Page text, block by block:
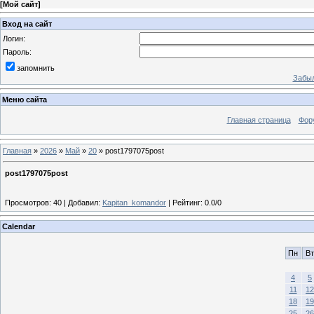
[Мой сайт]
Вход на сайт
Логин:
Пароль:
запомнить
Меню сайта
Главная страница
Главная » 2026 » Май » 20 » post1797075post
post1797075post
Просмотров: 40 | Добавил: Kapitan_komandor | Рейтинг: 0.0/0
Calendar
Пн Вт
4
5
11
12
18
19